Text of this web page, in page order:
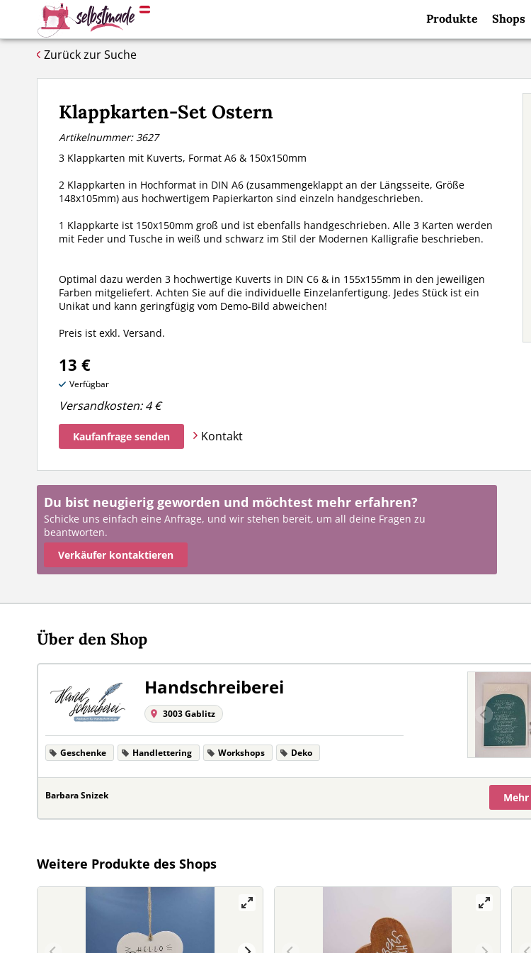
Produkte Shops
Zurück zur Suche
Klappkarten-Set Ostern
Artikelnummer: 3627
3 Klappkarten mit Kuverts, Format A6 & 150x150mm
2 Klappkarten in Hochformat in DIN A6 (zusammengeklappt an der Längsseite, Größe
148x105mm) aus hochwertigem Papierkarton sind einzeln handgeschrieben.
1 Klappkarte ist 150x150mm groß und ist ebenfalls handgeschrieben. Alle 3 Karten werden
mit Feder und Tusche in weiß und schwarz im Stil der Modernen Kalligrafie beschrieben.
Optimal dazu werden 3 hochwertige Kuverts in DIN C6 & in 155x155mm in den jeweiligen
Farben mitgeliefert. Achten Sie auf die individuelle Einzelanfertigung. Jedes Stück ist ein
Unikat und kann geringfügig vom Demo-Bild abweichen!
Preis ist exkl. Versand.
13 €
Verfügbar
Versandkosten:4 €
Kaufanfrage senden Kontakt
Du bist neugierig geworden und möchtest mehr erfahren?
Schicke uns einfach eine Anfrage, und wir stehen bereit, um all deine Fragen zu
beantworten.
Verkäufer kontaktieren
Über den Shop
Handschreiberei
3003 Gablitz
Geschenke Handlettering Workshops Deko
Barbara Snizek Mehr
Weitere Produkte des Shops